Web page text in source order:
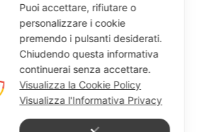
di Argelato (BO) - Italy
+39 051 8651711
Puoi accettare, rifiutare o
personalizzare i cookie
premendo i pulsanti desiderati.
Chiudendo questa informativa
continuerai senza accettare.
Visualizza la Cookie Policy
Visualizza l'Informativa Privacy